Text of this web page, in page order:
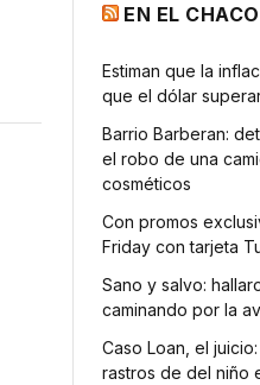
EN EL CHACO
Estiman que la
que el dólar
Barrio Barberan:
el robo de una
cosméticos
Con promos
Friday con tarjeta
Sano y salvo:
caminando por la
Caso Loan, el
rastros de del niño